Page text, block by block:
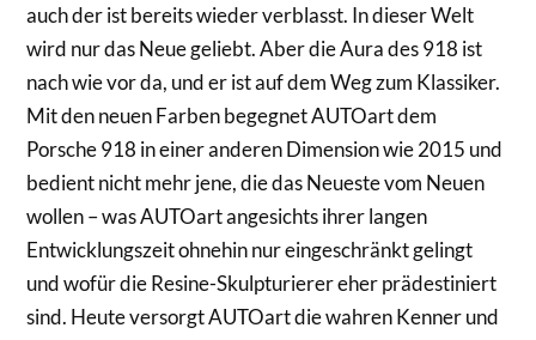
auch der ist bereits wieder verblasst. In dieser Welt
wird nur das Neue geliebt. Aber die Aura des 918 ist
nach wie vor da, und er ist auf dem Weg zum Klassiker.
Mit den neuen Farben begegnet AUTOart dem
Porsche 918 in einer anderen Dimension wie 2015 und
bedient nicht mehr jene, die das Neueste vom Neuen
wollen – was AUTOart angesichts ihrer langen
Entwicklungszeit ohnehin nur eingeschränkt gelingt
und wofür die Resine-Skulpturierer eher prädestiniert
sind. Heute versorgt AUTOart die wahren Kenner und